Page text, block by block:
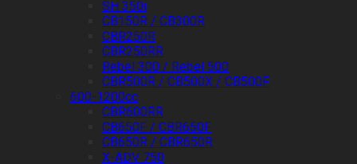
SH 350i
CB150R / CB300R
CBR250R
CBR250RR
Rebel 300 / Rebel 500
CBR500R / CB500X / CB500F
600-1200cc
CBR600RR
CB650F / CBR650F
CB650R / CBR650R
X-ADV 750